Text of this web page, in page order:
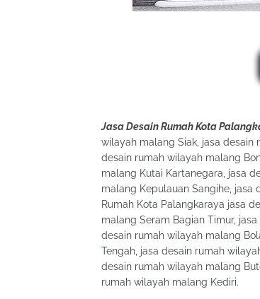
Jasa Desain Rumah Kota
wilayah malang Siak, jasa desain
desain rumah wilayah malang
malang Kutai Kartanegara, jasa
malang Kepulauan Sangihe, jasa
Rumah Kota Palangkaraya jasa
malang Seram Bagian Timur,
desain rumah wilayah malang
Tengah, jasa desain rumah
desain rumah wilayah malang
rumah wilayah malang Kediri.